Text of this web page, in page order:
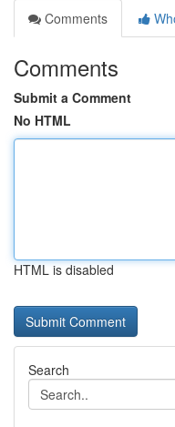
Comments
Comments
Submit a Comment
No HTML
HTML is disabled
Search